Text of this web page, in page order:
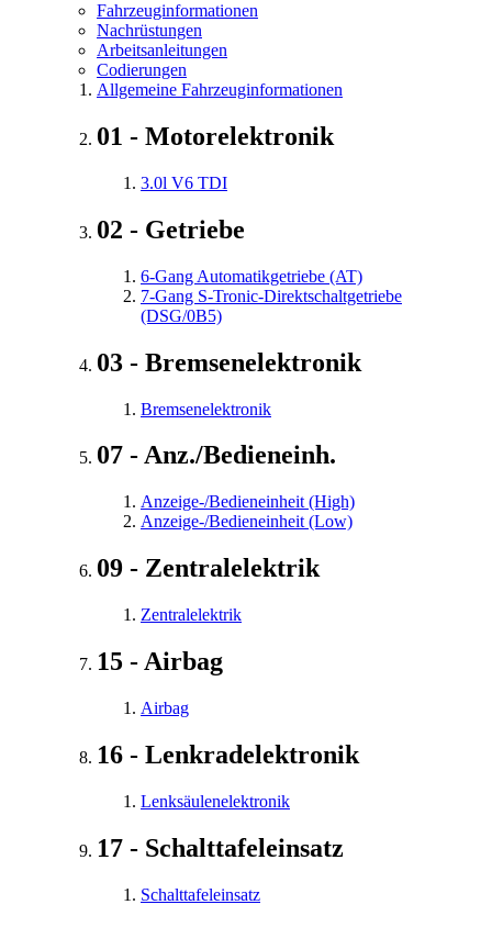
Fahrzeuginformationen
Nachrüstungen
Arbeitsanleitungen
Codierungen
Allgemeine Fahrzeuginformationen
01 - Motorelektronik
3.0l V6 TDI
02 - Getriebe
6-Gang Automatikgetriebe (AT)
7-Gang S-Tronic-Direktschaltgetriebe
(DSG/0B5)
03 - Bremsenelektronik
Bremsenelektronik
07 - Anz./Bedieneinh.
Anzeige-/Bedieneinheit (High)
Anzeige-/Bedieneinheit (Low)
09 - Zentralelektrik
Zentralelektrik
15 - Airbag
Airbag
16 - Lenkradelektronik
Lenksäulenelektronik
17 - Schalttafeleinsatz
Schalttafeleinsatz